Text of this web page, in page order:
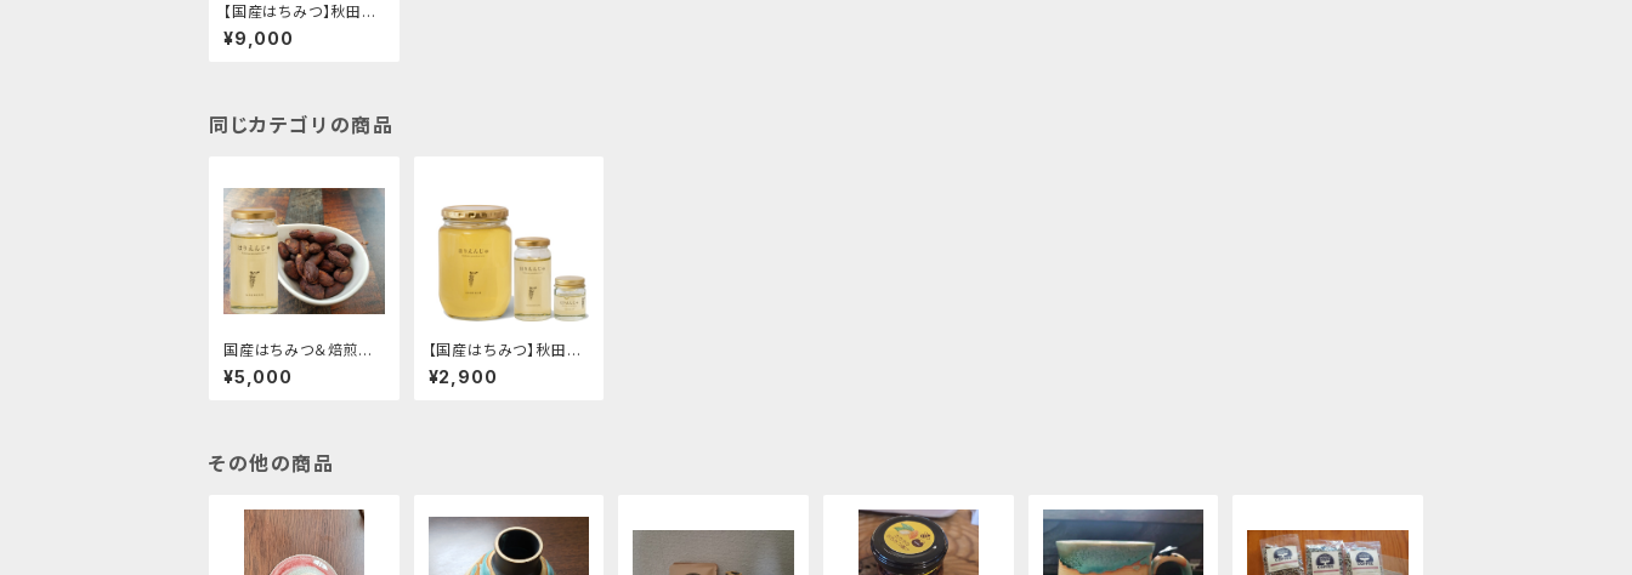
【国産はちみつ】秋田産
はちみつ はりえんじゅ
エクストラライトブラウ
¥9,000
同じカテゴリの商品
国産はちみつ＆焙煎カ
カオ豆/ ベトナム 100
ｇ
¥5,000
【国産はちみつ】秋田産
はちみつ はりえんじゅ
エクストラライトブラウ
¥2,900
その他の商品